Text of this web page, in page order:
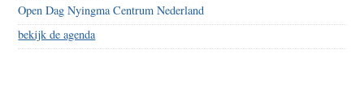
Open Dag Nyingma Centrum Nederland
bekijk de agenda